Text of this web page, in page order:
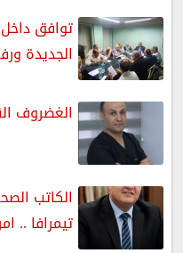
توافق
الجديدة
الغضروف
الكاتب
تيمرافا ..